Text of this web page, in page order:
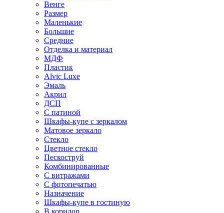
Венге
Размер
Маленькие
Большие
Средние
Отделка и материал
МДФ
Пластик
Alvic Luxe
Эмаль
Акрил
ДСП
С патиной
Шкафы-купе с зеркалом
Матовое зеркало
Стекло
Цветное стекло
Пескоструй
Комбинированные
С витражами
С фотопечатью
Назначение
Шкафы-купе в гостиную
В коридор